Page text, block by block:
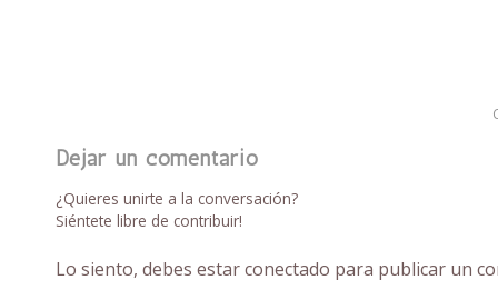
Dejar un comentario
¿Quieres unirte a la conversación?
Siéntete libre de contribuir!
Lo siento, debes estarconectado para publicar un